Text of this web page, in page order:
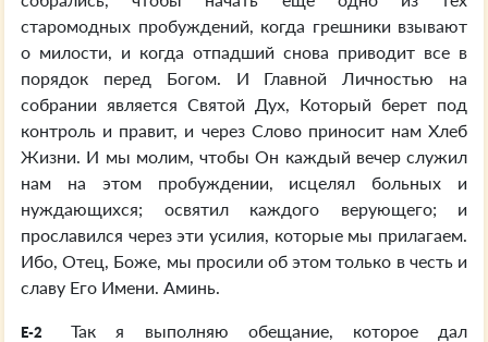
старомодных пробуждений, когда грешники взывают
о милости, и когда отпадший снова приводит все в
порядок перед Богом. И Главной Личностью на
собрании является Святой Дух, Который берет под
контроль и правит, и через Слово приносит нам Хлеб
Жизни. И мы молим, чтобы Он каждый вечер служил
нам на этом пробуждении, исцелял больных и
нуждающихся; освятил каждого верующего; и
прославился через эти усилия, которые мы прилагаем.
Ибо, Отец, Боже, мы просили об этом только в честь и
славу Его Имени. Аминь.
E-2
Так я выполняю обещание, которое дал